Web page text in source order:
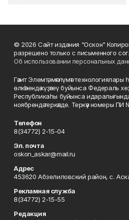
© 2026 Сайт издания "Оскон"
разрешено только с письменного
Об использовании персональных
Гәзит Элемтә, мәғлүмәт
өлкәһендә күҙәтеү буйынса Федераль
Республикаһы буйынса
ноябрендә теркәлде. Теркәү номеры
Телефон
8(34772) 2-15-04
Эл. почта
oskon_askar@mail.ru
Адрес
453620 Абзелиловский район, с.
Рекламная служба
8(34772) 2-15-55
Редакция